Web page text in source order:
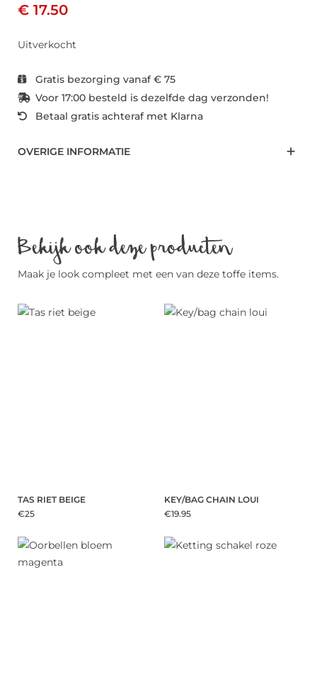
€ 17.50
Uitverkocht
Gratis bezorging vanaf € 75
Voor 17:00 besteld is dezelfde dag verzonden!
Betaal gratis achteraf met Klarna
OVERIGE INFORMATIE
Bekijk ook deze producten
Maak je look compleet met een van deze toffe items.
TAS RIET BEIGE
€25
KEY/BAG CHAIN LOUI
€19.95